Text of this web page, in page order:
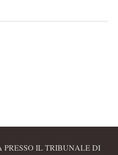
PRESSO IL TRIBUNALE DI